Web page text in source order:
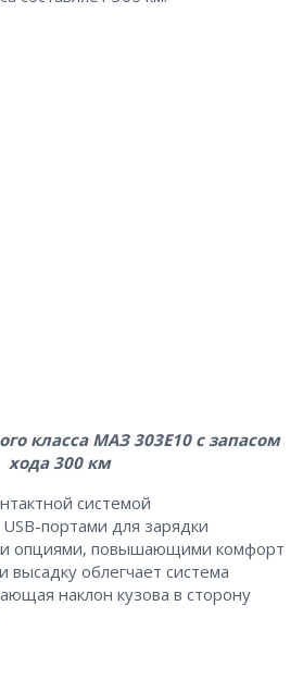
класса МАЗ 303Е10 с запасом
хода 300 км
системой
портами для зарядки
опциями, повышающими комфорт
высадку облегчает система
наклон кузова в сторону